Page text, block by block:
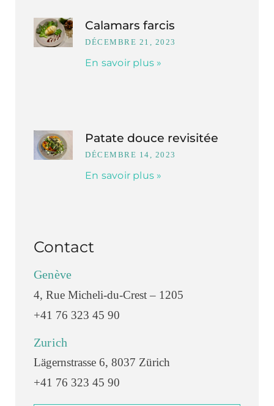
Calamars farcis
DÉCEMBRE 21, 2023
En savoir plus »
Patate douce revisitée
DÉCEMBRE 14, 2023
En savoir plus »
Contact
Genève
4, Rue Micheli-du-Crest – 1205
+41 76 323 45 90
Zurich
Lägernstrasse 6, 8037 Zürich
+41 76 323 45 90